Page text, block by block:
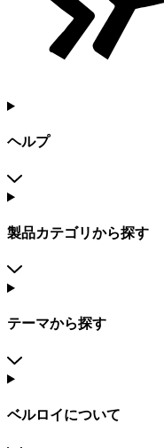
ヘルプ
製品カテゴリから探す
テーマから探す
ベルロイについて